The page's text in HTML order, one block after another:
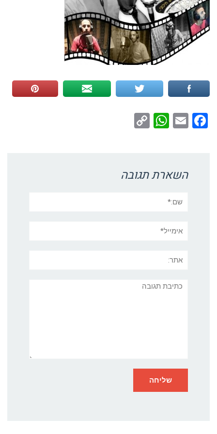
Facebook
Email
WhatsApp
השארת תגובה
תגובה